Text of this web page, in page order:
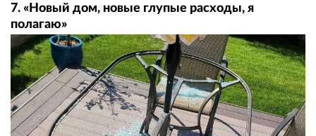
7. «Новый дом, новые глупые расходы, я
полагаю»